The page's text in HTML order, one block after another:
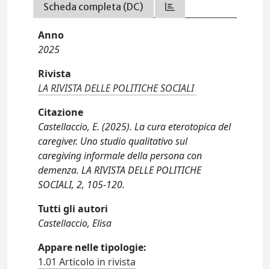
Scheda completa (DC)
Anno
2025
Rivista
LA RIVISTA DELLE POLITICHE SOCIALI
Citazione
Castellaccio, E. (2025). La cura eterotopica del
caregiver. Uno studio qualitativo sul
caregiving informale della persona con
demenza. LA RIVISTA DELLE POLITICHE
SOCIALI, 2, 105-120.
Tutti gli autori
Castellaccio, Elisa
Appare nelle tipologie:
1.01 Articolo in rivista